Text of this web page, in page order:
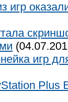
игр
игр
Plus